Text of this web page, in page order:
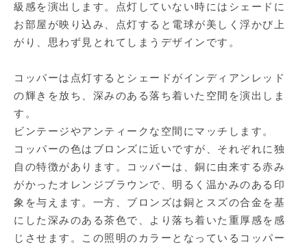
級感を演出します。点灯していない時にはシェードに
お部屋が映り込み、点灯すると電球が美しく浮かび上
がり、思わず見とれてしまうデザインです。
コッパーは点灯するとシェードがインディアンレッド
の輝きを放ち、深みのある落ち着いた空間を演出しま
す。
ビンテージやアンティークな空間にマッチします。
コッパーの色はブロンズに近いですが、それぞれに独
自の特徴があります。コッパーは、銅に由来する赤み
がかったオレンジブラウンで、明るく温かみのある印
象を与えます。一方、ブロンズは銅とスズの合金を基
にした深みのある茶色で、より落ち着いた重厚感を感
じさせます。この照明のカラーとなっているコッパー